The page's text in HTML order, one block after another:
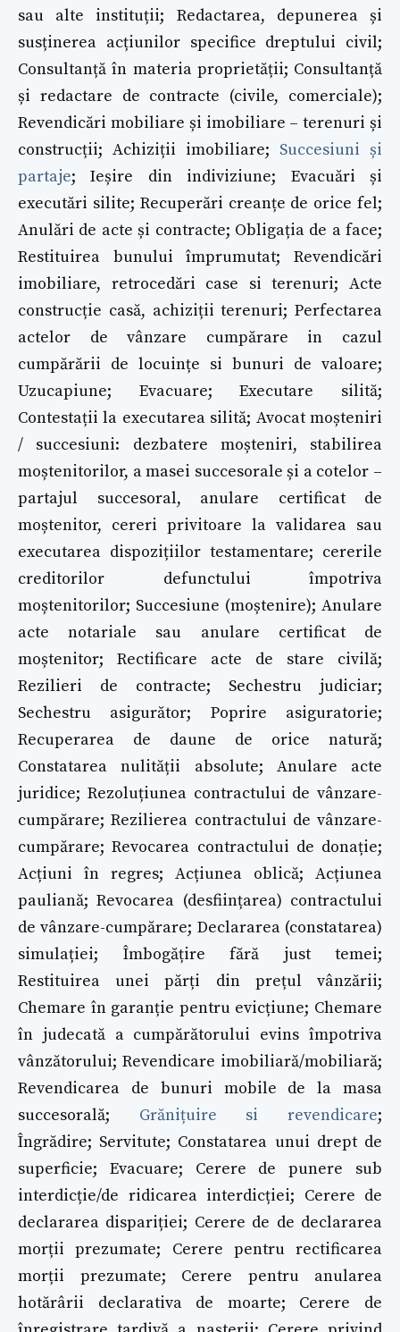
sau alte instituții; Redactarea, depunerea și
susținerea acțiunilor specifice dreptului civil;
Consultanță în materia proprietății; Consultanță
și redactare de contracte (civile, comerciale);
Revendicări mobiliare și imobiliare – terenuri și
construcții; Achiziții imobiliare; Succesiuni și
partaje; Ieșire din indiviziune; Evacuări și
executări silite; Recuperări creanțe de orice fel;
Anulări de acte și contracte; Obligația de a face;
Restituirea bunului împrumutat; Revendicări
imobiliare, retrocedări case si terenuri; Acte
construcție casă, achiziții terenuri; Perfectarea
actelor de vânzare cumpărare in cazul
cumpărării de locuințe si bunuri de valoare;
Uzucapiune; Evacuare; Executare silită;
Contestații la executarea silită; Avocat moșteniri
/ succesiuni: dezbatere moșteniri, stabilirea
moștenitorilor, a masei succesorale și a cotelor –
partajul succesoral, anulare certificat de
moștenitor, cereri privitoare la validarea sau
executarea dispozițiilor testamentare; cererile
creditorilor defunctului împotriva
moștenitorilor; Succesiune (moștenire); Anulare
acte notariale sau anulare certificat de
moștenitor; Rectificare acte de stare civilă;
Rezilieri de contracte; Sechestru judiciar;
Sechestru asigurător; Poprire asiguratorie;
Recuperarea de daune de orice natură;
Constatarea nulității absolute; Anulare acte
juridice; Rezoluțiunea contractului de vânzare-
cumpărare; Rezilierea contractului de vânzare-
cumpărare; Revocarea contractului de donație;
Acțiuni în regres; Acțiunea oblică; Acțiunea
pauliană; Revocarea (desființarea) contractului
de vânzare-cumpărare; Declararea (constatarea)
simulației; Îmbogățire fără just temei;
Restituirea unei părți din prețul vânzării;
Chemare în garanție pentru evicțiune; Chemare
în judecată a cumpărătorului evins împotriva
vânzătorului; Revendicare imobiliară/mobiliară;
Revendicarea de bunuri mobile de la masa
succesorală; Grănițuire si revendicare;
Îngrădire; Servitute; Constatarea unui drept de
superficie; Evacuare; Cerere de punere sub
interdicție/de ridicarea interdicției; Cerere de
declararea dispariției; Cerere de de declararea
morții prezumate; Cerere pentru rectificarea
morții prezumate; Cerere pentru anularea
hotărârii declarativa de moarte; Cerere de